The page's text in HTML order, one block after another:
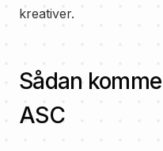
kreativer.
Sådan
ASC